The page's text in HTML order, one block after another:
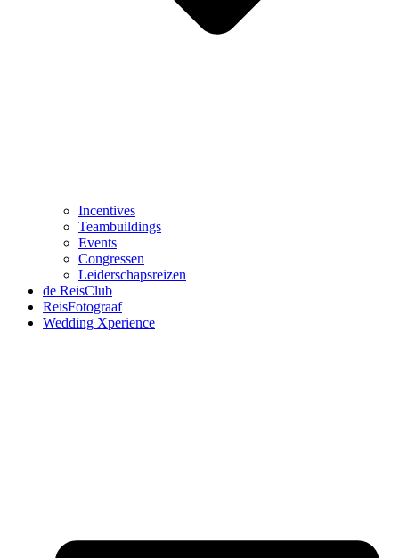
Incentives
Teambuildings
Events
Congressen
Leiderschapsreizen
de ReisClub
ReisFotograaf
Wedding Xperience